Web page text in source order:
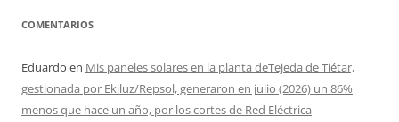
COMENTARIOS
Eduardo en Mis paneles solares en la planta deTejeda de Tiétar,
gestionada por Ekiluz/Repsol, generaron en julio (2026) un 86%
menos que hace un año, por los cortes de Red Eléctrica